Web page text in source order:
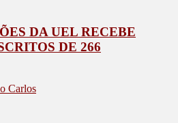
DA UEL RECEBE
DE 266
Carlos